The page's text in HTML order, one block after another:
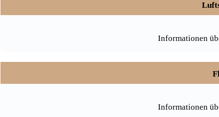
Informationen
Informationen